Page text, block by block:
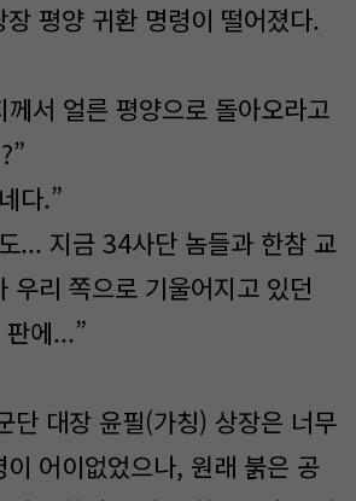
평양 귀환 명령이 떨어졌다.
께서 얼른 평양으로 돌아오라고
다.”
... 지금 34사단 놈들과 한참 교
우리 쪽으로 기울어지고 있던
에...”
단 대장 윤필(가칭) 상장은 너무
이 어이없었으나, 원래 붉은 공